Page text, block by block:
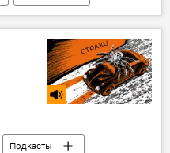
Подкасты